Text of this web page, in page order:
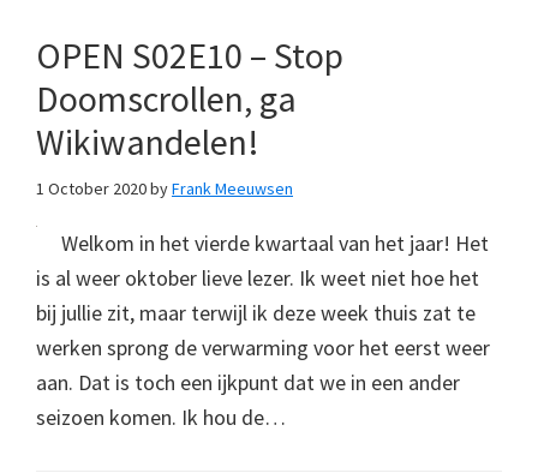
OPEN S02E10 – Stop
Doomscrollen, ga
Wikiwandelen!
1 October 2020byFrank Meeuwsen
Welkom in het vierde kwartaal van het jaar! Het
is al weer oktober lieve lezer. Ik weet niet hoe het
bij jullie zit, maar terwijl ik deze week thuis zat te
werken sprong de verwarming voor het eerst weer
aan. Dat is toch een ijkpunt dat we in een ander
seizoen komen. Ik hou de…